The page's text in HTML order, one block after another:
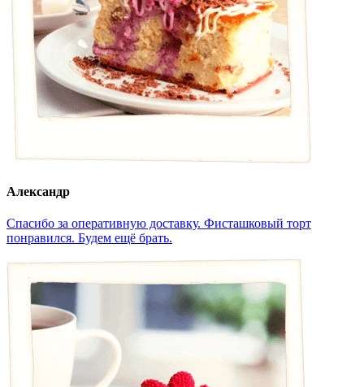
Александр
Спасибо за оперативную доставку. Фисташковый торт
понравился. Будем ещё брать.